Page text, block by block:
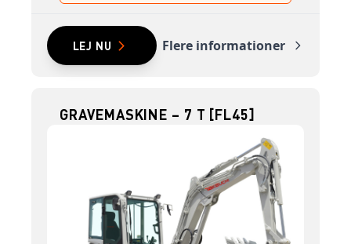
LEJ NU Flere informationer
GRAVEMASKINE – 7 T [FL45]